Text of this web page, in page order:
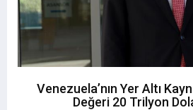
Venezuela’nın Yer Altı
Değeri 20 Trilyon